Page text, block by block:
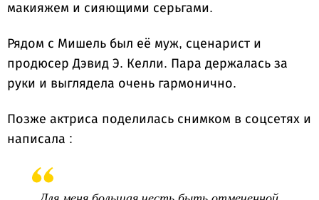
макияжем и сияющими серьгами.
Рядом с Мишель был её муж, сценарист и
продюсер Дэвид Э. Келли. Пара держалась за
руки и выглядела очень гармонично.
Позже актриса поделилась снимком в соцсетях и
написала :